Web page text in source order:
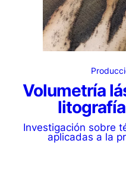
Volumetría
Investigación sobre
aplicadas a la